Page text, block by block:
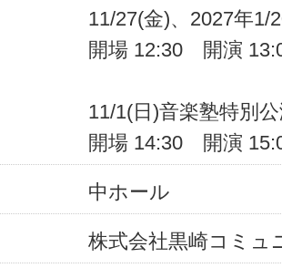
11/27(金)、2027年1/
開場 12:30 開演
11/1(日)音楽塾特別
開場 14:30 開演
中ホール
株式会社黒崎コミュ